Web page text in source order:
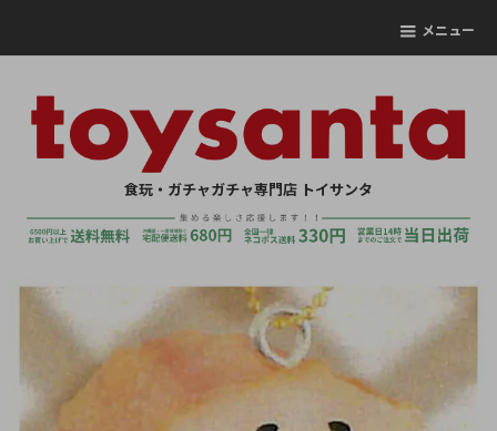
メニュー
食玩・ガチャガチャ専門店 トイサンタ